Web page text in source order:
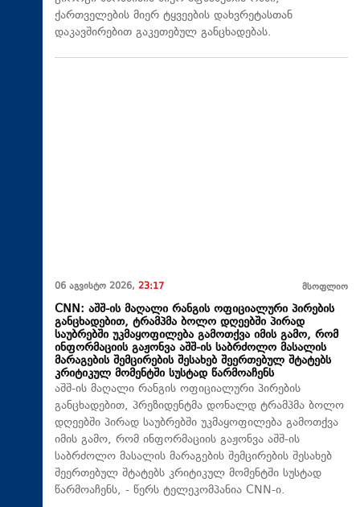
ქართველების მიერ ტყვეების დახვრეტასთან
დაკავშირებით გაკეთებულ განცხადებას.
06 აგვისტო 2026, 23:17 მსოფლიო
CNN: აშშ-ის მაღალი რანგის ოფიციალური პირების
განცხადებით, ტრამპმა ბოლო დღეებში პირად
საუბრებში უკმაყოფილება გამოთქვა იმის გამო, რომ
ინფორმაციის გაჟონვა აშშ-ის საბრძოლო მასალის
მარაგების შემცირების შესახებ შეერთებულ შტატებს
კრიტიკულ მომენტში სუსტად წარმოაჩენს
აშშ-ის მაღალი რანგის ოფიციალური პირების
განცხადებით, პრეზიდენტმა დონალდ ტრამპმა ბოლო
დღეებში პირად საუბრებში უკმაყოფილება გამოთქვა
იმის გამო, რომ ინფორმაციის გაჟონვა აშშ-ის
საბრძოლო მასალის მარაგების შემცირების შესახებ
შეერთებულ შტატებს კრიტიკულ მომენტში სუსტად
წარმოაჩენს, - წერს ტელეკომპანია CNN-ი.